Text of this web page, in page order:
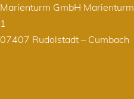
Marienturm GmbH Marienturm
1
07407 Rudolstadt – Cumbach